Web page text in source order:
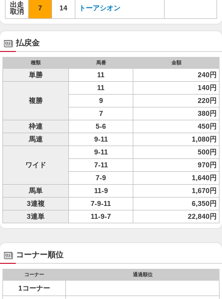
出走
取消
7 14 トーアシオン
払戻金
種類 馬番 金額
単勝 11 240円
複勝
11
140円
9
220円
7
380円
枠連
5-6
450円
馬連
9-11 1,080円
ワイド
9-11
500円
7-11
970円
7-9
1,640円
馬単
11-9
1,670円
3連複
7-9-11
6,350円
3連単
11-9-7 22,840円
コーナー順位
コーナー 通過順位
1コーナー